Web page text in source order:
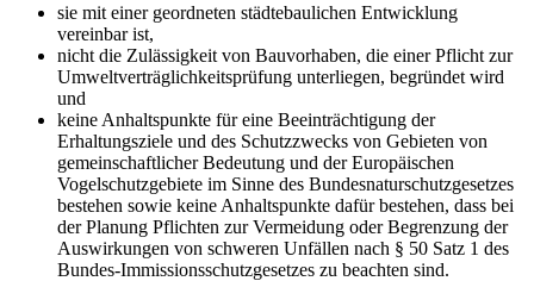
sie mit einer geordneten städtebaulichen Entwicklung
vereinbar ist,
nicht die Zulässigkeit von Bauvorhaben, die einer Pflicht zur
Umweltverträglichkeitsprüfung unterliegen, begründet wird
und
keine Anhaltspunkte für eine Beeinträchtigung der
Erhaltungsziele und des Schutzzwecks von Gebieten von
gemeinschaftlicher Bedeutung und der Europäischen
Vogelschutzgebiete im Sinne des Bundesnaturschutzgesetzes
bestehen sowie keine Anhaltspunkte dafür bestehen, dass bei
der Planung Pflichten zur Vermeidung oder Begrenzung der
Auswirkungen von schweren Unfällen nach § 50 Satz 1 des
Bundes-Immissionsschutzgesetzes zu beachten sind.